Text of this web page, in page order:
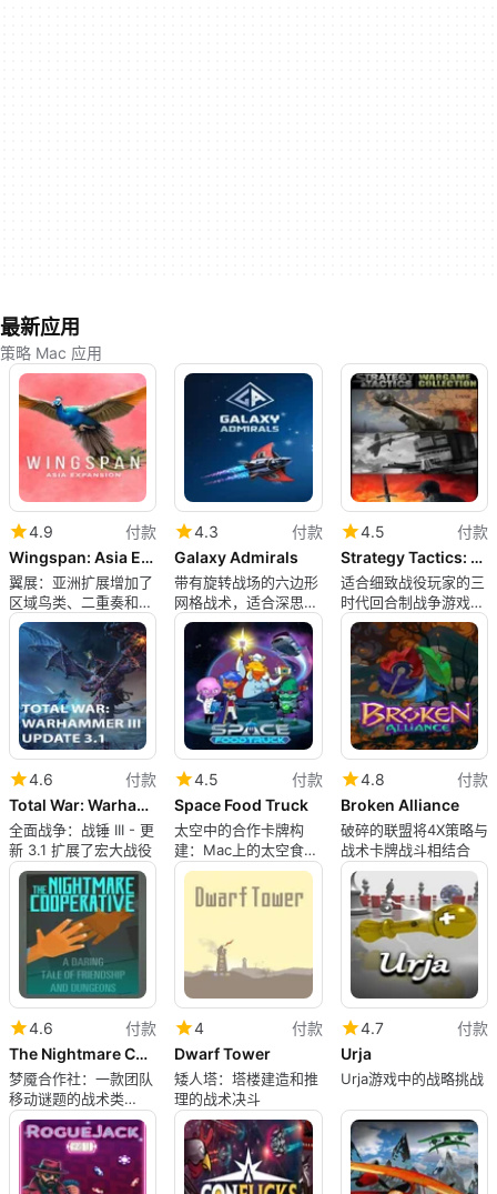
最新应用
策略 Mac 应用
4.9
付款
Wingspan: Asia Expansion
翼展：亚洲扩展增加了
区域鸟类、二重奏和群
体模式
4.3
付款
Galaxy Admirals
带有旋转战场的六边形
网格战术，适合深思熟
虑的玩家
4.5
付款
Strategy Tactics: Wargame Collection
适合细致战役玩家的三
时代回合制战争游戏捆
绑包
4.6
付款
Total War: Warhammer III - Update 3.1
全面战争：战锤 III - 更
新 3.1 扩展了宏大战役
4.5
付款
Space Food Truck
太空中的合作卡牌构
建：Mac上的太空食品
卡车评测
4.8
付款
Broken Alliance
破碎的联盟将4X策略与
战术卡牌战斗相结合
4.6
付款
The Nightmare Cooperative
梦魇合作社：一款团队
移动谜题的战术类
roguelike 游戏
4
付款
Dwarf Tower
矮人塔：塔楼建造和推
理的战术决斗
4.7
付款
Urja
Urja游戏中的战略挑战